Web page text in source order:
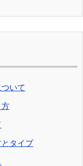
いて
方
タイプ